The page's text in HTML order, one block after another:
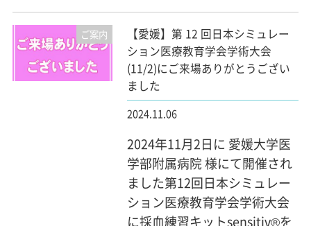
ご案内
【愛媛】第 12 回日本シミュレー
ション医療教育学会学術大会
(11/2)にご来場ありがとうござい
ました
2024.11.06
2024年11月2日に 愛媛大学医
学部附属病院 様にて開催され
ました第12回日本シミュレー
ション医療教育学会学術大会
に採血練習キットsensitiv®を